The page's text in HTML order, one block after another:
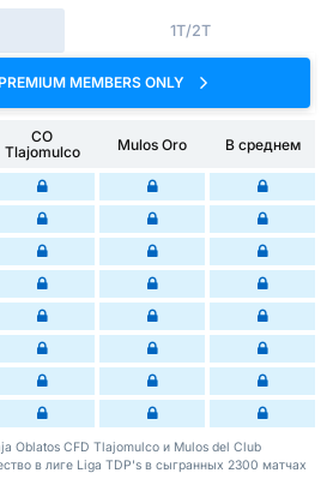
1Т/2Т
MEMBERS ONLY
CO
Tlajomulco
Mulos Oro В среднем
Oblatos CFD Tlajomulco и Mulos del Club
в лиге Liga TDP's в сыгранных 2300 матчах